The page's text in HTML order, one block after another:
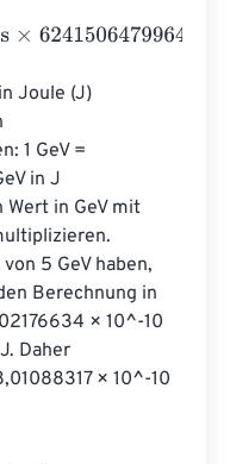
Joule (J)
1 GeV =
in J
Wert in GeV mit
5 GeV haben,
Berechnung in
× 10^-10
Daher
× 10^-10